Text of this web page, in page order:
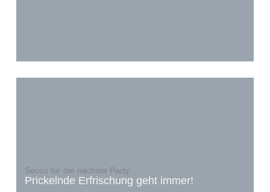
Secco für die nächste Party
Prickelnde Erfrischung geht immer!